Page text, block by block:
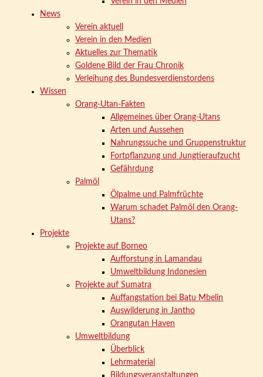
News
Verein aktuell
Verein in den Medien
Aktuelles zur Thematik
Goldene Bild der Frau Chronik
Verleihung des Bundesverdienstordens
Wissen
Orang-Utan-Fakten
Allgemeines über Orang-Utans
Arten und Aussehen
Nahrungssuche und Gruppenstruktur
Fortpflanzung und Jungtieraufzucht
Gefährdung
Palmöl
Ölpalme und Palmfrüchte
Warum schadet Palmöl den Orang-
Utans?
Projekte
Projekte auf Borneo
Aufforstung in Lamandau
Umweltbildung Indonesien
Projekte auf Sumatra
Auffangstation bei Batu Mbelin
Auswilderung in Jantho
Orangutan Haven
Umweltbildung
Überblick
Lehrmaterial
Bildungsveranstaltungen